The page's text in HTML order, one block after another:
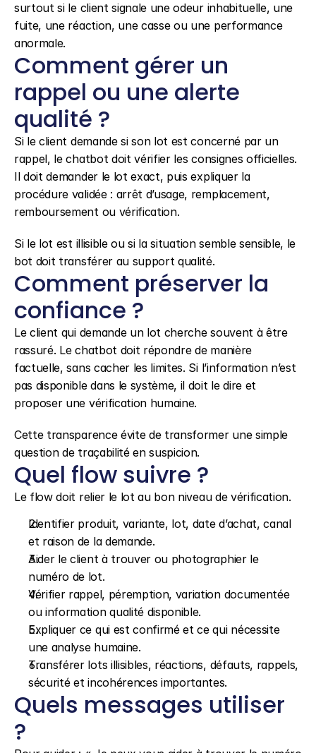
surtout si le client signale une odeur inhabituelle, une
fuite, une réaction, une casse ou une performance
anormale.
Comment gérer un
rappel ou une alerte
qualité ?
Si le client demande si son lot est concerné par un
rappel, le chatbot doit vérifier les consignes officielles.
Il doit demander le lot exact, puis expliquer la
procédure validée : arrêt d’usage, remplacement,
remboursement ou vérification.
Si le lot est illisible ou si la situation semble sensible, le
bot doit transférer au support qualité.
Comment préserver la
confiance ?
Le client qui demande un lot cherche souvent à être
rassuré. Le chatbot doit répondre de manière
factuelle, sans cacher les limites. Si l’information n’est
pas disponible dans le système, il doit le dire et
proposer une vérification humaine.
Cette transparence évite de transformer une simple
question de traçabilité en suspicion.
Quel flow suivre ?
Le flow doit relier le lot au bon niveau de vérification.
Identifier produit, variante, lot, date d’achat, canal
et raison de la demande.
Aider le client à trouver ou photographier le
numéro de lot.
Vérifier rappel, péremption, variation documentée
ou information qualité disponible.
Expliquer ce qui est confirmé et ce qui nécessite
une analyse humaine.
Transférer lots illisibles, réactions, défauts, rappels,
sécurité et incohérences importantes.
Quels messages utiliser
?